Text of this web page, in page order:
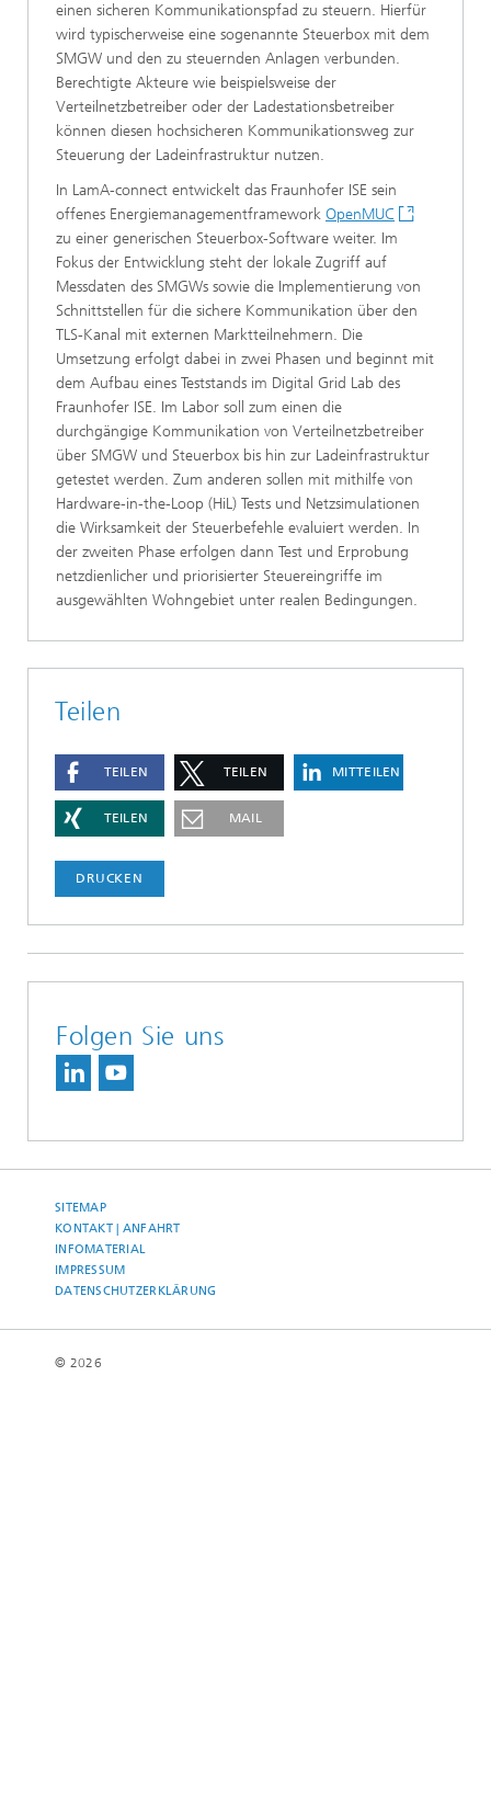
einen sicheren Kommunikationspfad zu steuern. Hierfür
wird typischerweise eine sogenannte Steuerbox mit dem
SMGW und den zu steuernden Anlagen verbunden.
Berechtigte Akteure wie beispielsweise der
Verteilnetzbetreiber oder der Ladestationsbetreiber
können diesen hochsicheren Kommunikationsweg zur
Steuerung der Ladeinfrastruktur nutzen.
In LamA-connect entwickelt das Fraunhofer ISE sein
offenes Energiemanagementframework OpenMUC
zu einer generischen Steuerbox-Software weiter. Im
Fokus der Entwicklung steht der lokale Zugriff auf
Messdaten des SMGWs sowie die Implementierung von
Schnittstellen für die sichere Kommunikation über den
TLS-Kanal mit externen Marktteilnehmern. Die
Umsetzung erfolgt dabei in zwei Phasen und beginnt mit
dem Aufbau eines Teststands im Digital Grid Lab des
Fraunhofer ISE. Im Labor soll zum einen die
durchgängige Kommunikation von Verteilnetzbetreiber
über SMGW und Steuerbox bis hin zur Ladeinfrastruktur
getestet werden. Zum anderen sollen mit mithilfe von
Hardware-in-the-Loop (HiL) Tests und Netzsimulationen
die Wirksamkeit der Steuerbefehle evaluiert werden. In
der zweiten Phase erfolgen dann Test und Erprobung
netzdienlicher und priorisierter Steuereingriffe im
ausgewählten Wohngebiet unter realen Bedingungen.
Teilen
TEILEN TEILEN MITTEILEN
TEILEN MAIL
DRUCKEN
Folgen Sie uns
SITEMAP
KONTAKT | ANFAHRT
INFOMATERIAL
IMPRESSUM
DATENSCHUTZERKLÄRUNG
© 2026